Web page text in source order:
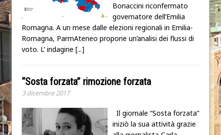
Bonaccini riconfermato
governatore dell’Emilia
Romagna. A un mese dalle elezioni regionali in Emilia-
Romagna, ParmAteneo propone un’analisi dei flussi di
voto. L’ indagine [...]
“Sosta forzata” rimozione forzata
3 dicembre 2017
Il giornale “Sosta forzata”
iniziò la sua attività grazie